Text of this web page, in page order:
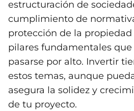
estructuración de
cumplimiento de
protección de la
pilares fundamentales
pasarse por alto. Invertir
estos temas, aunque
asegura la solidez y
de tu proyecto.